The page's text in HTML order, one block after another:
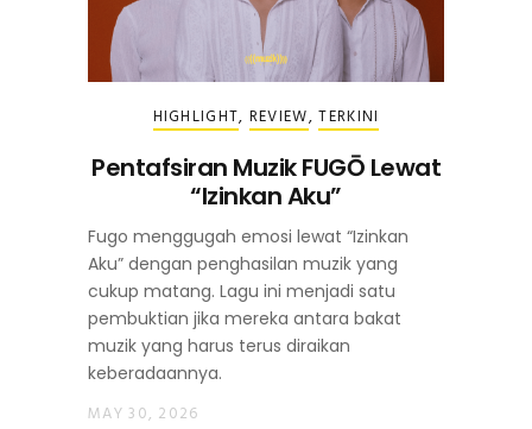
HIGHLIGHT, REVIEW,TERKINI
Pentafsiran Muzik FUGŌ Lewat
“Izinkan Aku”
Fugo menggugah emosi lewat “Izinkan
Aku” dengan penghasilan muzik yang
cukup matang. Lagu ini menjadi satu
pembuktian jika mereka antara bakat
muzik yang harus terus diraikan
keberadaannya.
MAY 30, 2026